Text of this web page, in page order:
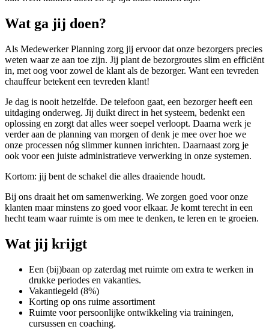
Wat ga jij doen?
Als Medewerker Planning zorg jij ervoor dat onze bezorgers precies
weten waar ze aan toe zijn. Jij plant de bezorgroutes slim en efficiënt
in, met oog voor zowel de klant als de bezorger. Want een tevreden
chauffeur betekent een tevreden klant!
Je dag is nooit hetzelfde. De telefoon gaat, een bezorger heeft een
uitdaging onderweg. Jij duikt direct in het systeem, bedenkt een
oplossing en zorgt dat alles weer soepel verloopt. Daarna werk je
verder aan de planning van morgen of denk je mee over hoe we
onze processen nóg slimmer kunnen inrichten. Daarnaast zorg je
ook voor een juiste administratieve verwerking in onze systemen.
Kortom: jij bent de schakel die alles draaiende houdt.
Bij ons draait het om samenwerking. We zorgen goed voor onze
klanten maar minstens zo goed voor elkaar. Je komt terecht in een
hecht team waar ruimte is om mee te denken, te leren en te groeien.
Wat jij krijgt
Een (bij)baan op zaterdag met ruimte om extra te werken in
drukke periodes en vakanties.
Vakantiegeld (8%)
Korting op ons ruime assortiment
Ruimte voor persoonlijke ontwikkeling via trainingen,
cursussen en coaching.